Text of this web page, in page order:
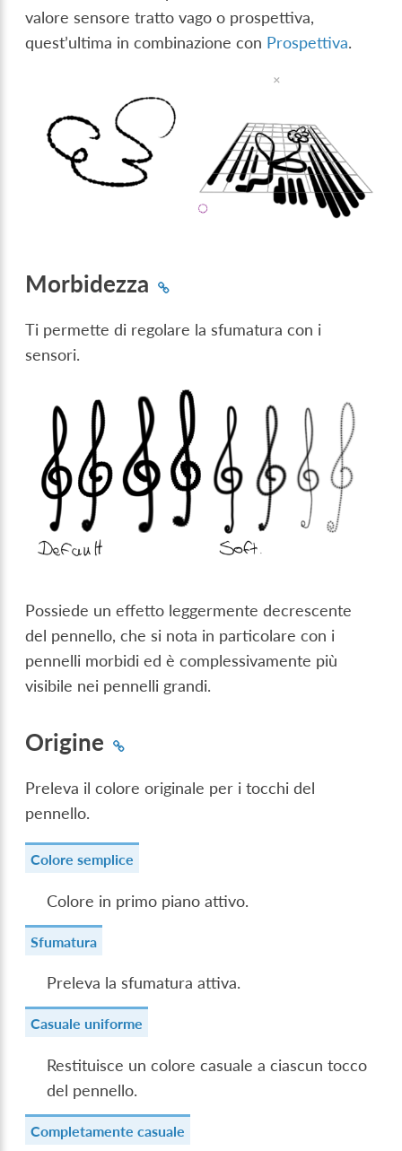
valore sensore tratto vago o prospettiva,
quest’ultima in combinazione con Prospettiva.
Morbidezza
Ti permette di regolare la sfumatura con i
sensori.
Possiede un effetto leggermente decrescente
del pennello, che si nota in particolare con i
pennelli morbidi ed è complessivamente più
visibile nei pennelli grandi.
Origine
Preleva il colore originale per i tocchi del
pennello.
Colore semplice
Colore in primo piano attivo.
Sfumatura
Preleva la sfumatura attiva.
Casuale uniforme
Restituisce un colore casuale a ciascun tocco
del pennello.
Completamente casuale